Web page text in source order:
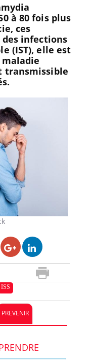
à 80 fois plus
ces
des infections
(IST), elle est
transmissible
ISS
PREVENIR